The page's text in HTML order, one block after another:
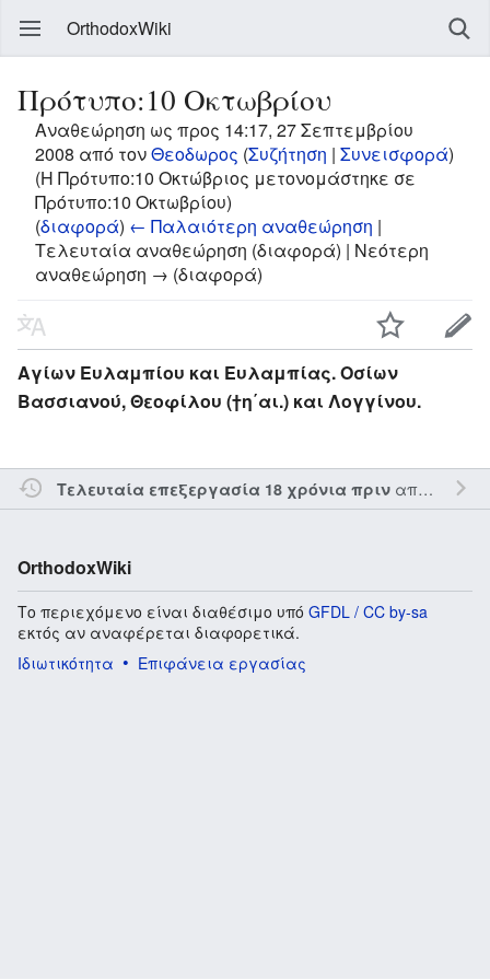
OrthodoxWiki
Πρότυπο:10 Οκτωβρίου
Αναθεώρηση ως προς 14:17, 27 Σεπτεμβρίου
2008 από τονΘεοδωρος (Συζήτηση | Συνεισφορά)
(Η Πρότυπο:10 Οκτώβριος μετονομάστηκε σε
Πρότυπο:10 Οκτωβρίου)
(διαφορά) ← Παλαιότερη αναθεώρηση |
Τελευταία αναθεώρηση (διαφορά) | Νεότερη
αναθεώρηση → (διαφορά)
Αγίων Ευλαμπίου και Ευλαμπίας. Οσίων
Βασσιανού, Θεοφίλου (†η΄αι.) και Λογγίνου.
Τελευταία επεξεργασία 18 χρόνια πριναπό τον την
OrthodoxWiki
Το περιεχόμενο είναι διαθέσιμο υπό GFDL / CC by-sa
εκτός αν αναφέρεται διαφορετικά.
Ιδιωτικότητα
Επιφάνεια εργασίας